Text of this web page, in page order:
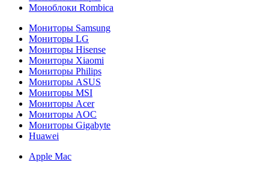
Моноблоки Rombica
Мониторы Samsung
Мониторы LG
Мониторы Hisense
Мониторы Xiaomi
Мониторы Philips
Мониторы ASUS
Мониторы MSI
Мониторы Acer
Мониторы AOC
Мониторы Gigabyte
Huawei
Apple Mac